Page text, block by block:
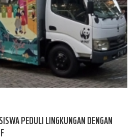
PEDULI LINGKUNGAN DENGAN